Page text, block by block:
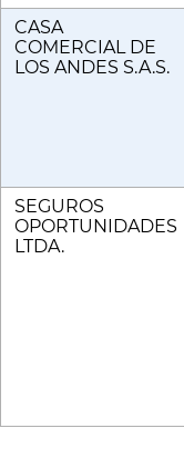
CASA
COMERCIAL DE
LOS ANDES S.A.S.
SEGUROS
OPORTUNIDADES
LTDA.